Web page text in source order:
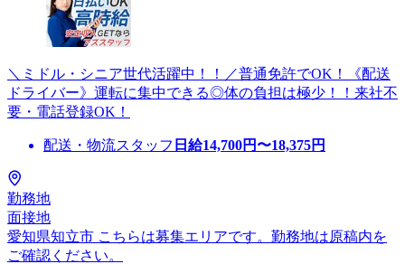
＼ミドル・シニア世代活躍中！！／普通免許でOK！《配送
ドライバー》運転に集中できる◎体の負担は極少！！来社不
要・電話登録OK！
配送・物流スタッフ 日給14,700円〜18,375円
勤務地
面接地
愛知県知立市 こちらは募集エリアです。勤務地は原稿内を
ご確認ください。